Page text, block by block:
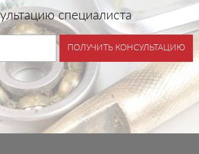
специалиста
ПОЛУЧИТЬ КОНСУЛЬТАЦИЮ